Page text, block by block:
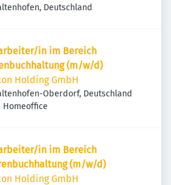
Deutschland
in im Bereich
(m/w/d)
Holding GmbH
Oberdorf, Deutschland
Homeoffice
in im Bereich
(m/w/d)
Holding GmbH